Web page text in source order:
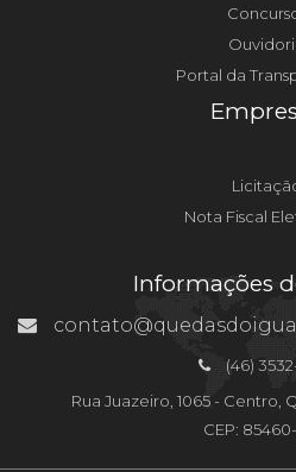
Portal da
Nota Fiscal
Informações
contato@quedasdoiguacu.pr.gov.br
(46)
Rua Juazeiro, 1065 - Centro,
CEP: